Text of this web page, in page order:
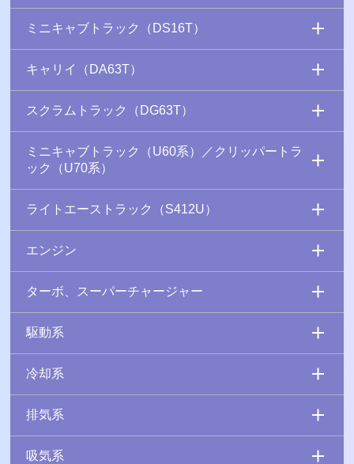
ミニキャブトラック（DS16T）
キャリイ（DA63T）
スクラムトラック（DG63T）
ミニキャブトラック（U60系）／クリッパートラ
ック（U70系）
ライトエーストラック（S412U）
エンジン
ターボ、スーパーチャージャー
駆動系
冷却系
排気系
吸気系